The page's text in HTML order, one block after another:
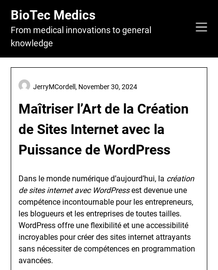
content
BioTec Medics
From medical innovations to general
knowledge
Maîtriser l’Art de la Création
de Sites Internet avec la
Puissance de WordPress
JerryMCordell, November 30, 2024
Dans le monde numérique d’aujourd’hui, la création
de sites internet avec WordPressest devenue une
compétence incontournable pour les entrepreneurs,
les blogueurs et les entreprises de toutes tailles.
WordPress offre une flexibilité et une accessibilité
incroyables pour créer des sites internet attrayants
sans nécessiter de compétences en programmation
avancées.